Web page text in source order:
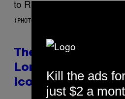
(PHOTO BY PEDRO BECERRA/GETTY
The Weeknd Says
Longer Going To
Iconic Moniker
Kill the ads
just $2 a